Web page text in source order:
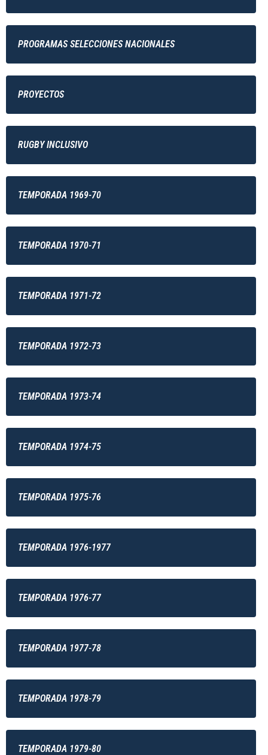
PROGRAMAS SELECCIONES NACIONALES
PROYECTOS
RUGBY INCLUSIVO
TEMPORADA 1969-70
TEMPORADA 1970-71
TEMPORADA 1971-72
TEMPORADA 1972-73
TEMPORADA 1973-74
TEMPORADA 1974-75
TEMPORADA 1975-76
TEMPORADA 1976-1977
TEMPORADA 1976-77
TEMPORADA 1977-78
TEMPORADA 1978-79
TEMPORADA 1979-80